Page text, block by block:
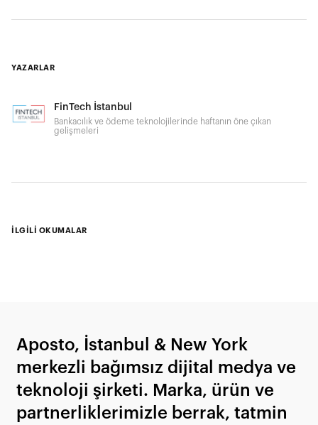
YAZARLAR
FinTech İstanbul
Bankacılık ve ödeme teknolojilerinde haftanın öne çıkan
gelişmeleri
İLGİLİ OKUMALAR
Aposto, İstanbul & New York
merkezli bağımsız dijital medya ve
teknoloji şirketi. Marka, ürün ve
partnerliklerimizle berrak, tatmin